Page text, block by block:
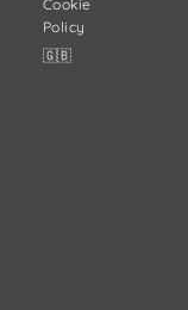
Cookie
Policy
🇬🇧